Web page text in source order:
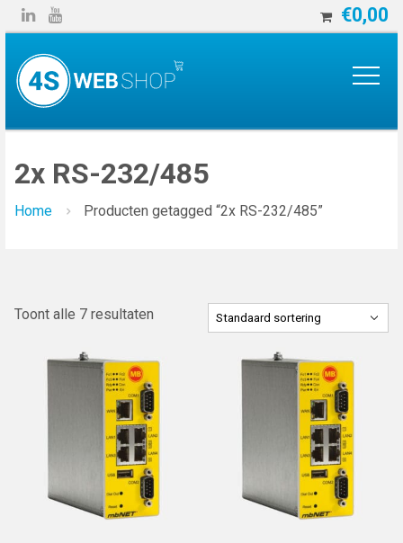
€0,00
 
2x RS-232/485
Home Producten getagged “2x RS-232/485”
Toont alle 7 resultaten